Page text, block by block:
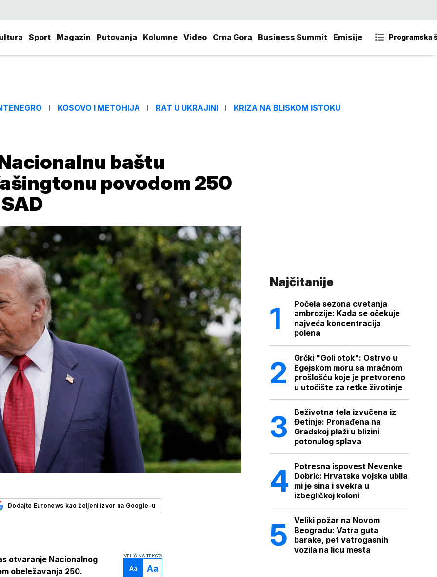
Sport Magazin Putovanja Kolumne Video Crna Gora Business Summit Emisije Programska
KOSOVO I METOHIJA RAT U UKRAJINI KRIZA NA BLISKOM ISTOKU
baštu
povodom 250
Dodajte Euronews kao željeni izvor na Google-u
VELIČINA TEKSTA
Aa Aa
otvaranje Nacionalnog
obeležavanja 250.
Najčitanije
Počela sezona cvetanja
ambrozije: Kada se očekuje
najveća koncentracija
polena
Grčki "Goli otok": Ostrvo u
Egejskom moru sa mračnom
prošlošću koje je pretvoreno
u utočište za retke životinje
Beživotna tela izvučena iz
Đetinje: Pronađena na
Gradskoj plaži u blizini
potonulog splava
Potresna ispovest Nevenke
Dobrić: Hrvatska vojska ubila
mi je sina i svekra u
izbegličkoj koloni
Veliki požar na Novom
Beogradu: Vatra guta
barake, pet vatrogasnih
vozila na licu mesta